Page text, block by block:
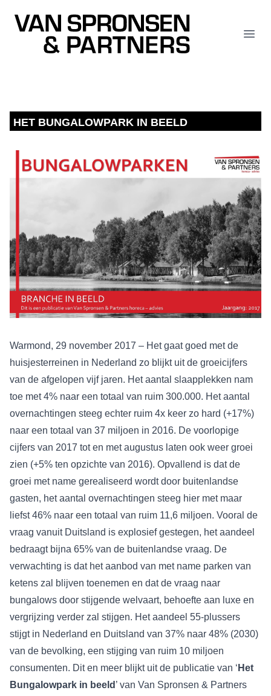
Van Spronsen & Partners
HET BUNGALOWPARK IN BEELD
Warmond, 29 november 2017 – Het gaat goed met de
huisjesterreinen in Nederland zo blijkt uit de groeicijfers
van de afgelopen vijf jaren. Het aantal slaapplekken nam
toe met 4% naar een totaal van ruim 300.000. Het aantal
overnachtingen steeg echter ruim 4x keer zo hard (+17%)
naar een totaal van 37 miljoen in 2016. De voorlopige
cijfers van 2017 tot en met augustus laten ook weer groei
zien (+5% ten opzichte van 2016). Opvallend is dat de
groei met name gerealiseerd wordt door buitenlandse
gasten, het aantal overnachtingen steeg hier met maar
liefst 46% naar een totaal van ruim 11,6 miljoen. Vooral de
vraag vanuit Duitsland is explosief gestegen, het aandeel
bedraagt bijna 65% van de buitenlandse vraag. De
verwachting is dat het aanbod van met name parken van
ketens zal blijven toenemen en dat de vraag naar
bungalows door stijgende welvaart, behoefte aan luxe en
vergrijzing verder zal stijgen. Het aandeel 55-plussers
stijgt in Nederland en Duitsland van 37% naar 48% (2030)
van de bevolking, een stijging van ruim 10 miljoen
consumenten. Dit en meer blijkt uit de publicatie van ‘ Het
Bungalowpark in beeld ’ van Van Spronsen & Partners